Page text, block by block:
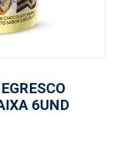
6UND